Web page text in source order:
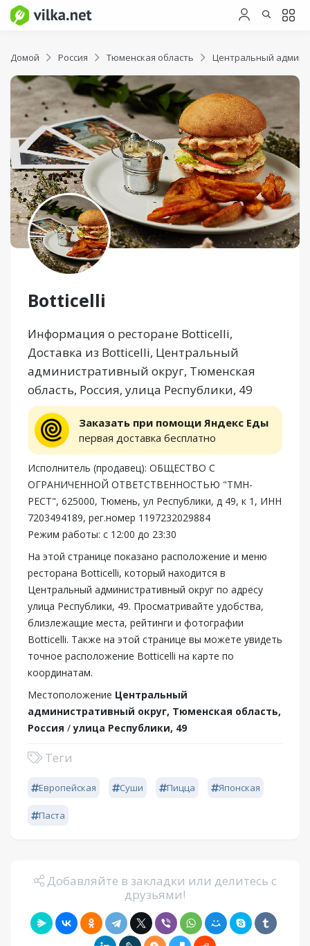
Домой Россия Тюменская область Центральный
Botticelli
Информация о ресторане Botticelli,
Доставка из Botticelli, Центральный
административный округ, Тюменская
область, Россия, улица Республики, 49
Заказать при помощи Яндекс Еды
первая доставка бесплатно
Исполнитель (продавец): ОБЩЕСТВО С
ОГРАНИЧЕННОЙ ОТВЕТСТВЕННОСТЬЮ "ТМН-
РЕСТ", 625000, Тюмень, ул Республики, д 49, к 1, ИНН
7203494189, рег.номер 1197232029884
Режим работы: с 12:00 до 23:30
На этой странице показано расположение и меню
ресторана Botticelli, который находится в
Центральный административный округ по адресу
улица Республики, 49. Просматривайте удобства,
близлежащие места, рейтинги и фотографии
Botticelli. Также на этой странице вы можете увидеть
точное расположение Botticelli на карте по
координатам.
Местоположение Центральный
административный округ, Тюменская область,
Россия /улица Республики, 49
Теги
Европейская Суши Пицца Японская
Паста
Добавляйте в закладки или делитесь с
друзьями!